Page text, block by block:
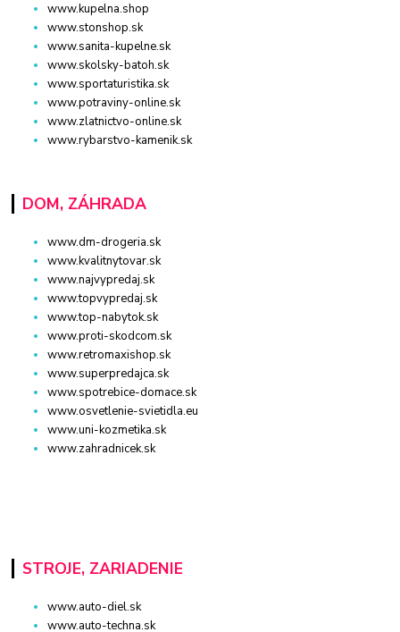
www.kupelna.shop
www.stonshop.sk
www.sanita-kupelne.sk
www.skolsky-batoh.sk
www.sportaturistika.sk
www.potraviny-online.sk
www.zlatnictvo-online.sk
www.rybarstvo-kamenik.sk
DOM, ZÁHRADA
www.dm-drogeria.sk
www.kvalitnytovar.sk
www.najvypredaj.sk
www.topvypredaj.sk
www.top-nabytok.sk
www.proti-skodcom.sk
www.retromaxishop.sk
www.superpredajca.sk
www.spotrebice-domace.sk
www.osvetlenie-svietidla.eu
www.uni-kozmetika.sk
www.zahradnicek.sk
STROJE, ZARIADENIE
www.auto-diel.sk
www.auto-techna.sk